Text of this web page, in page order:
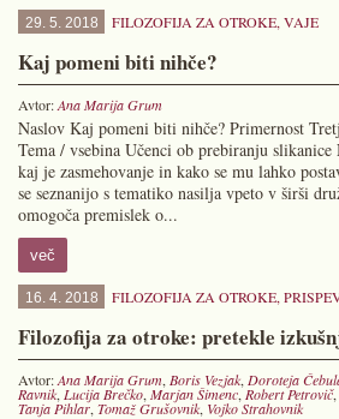
29. 5. 2018 FILOZOFIJA ZA OTROKE, VAJE
Kaj pomeni biti nihče?
Avtor:Ana Marija Grum
Naslov Kaj pomeni biti nihče? Primernost
Tema / vsebina Učenci ob prebiranju
kaj je zasmehovanje in kako se mu lahko
se seznanijo s tematiko nasilja vpeto v širši
omogoča premislek o...
več
16. 4. 2018 FILOZOFIJA ZA OTROKE,
Filozofija za otroke: pretekle
Avtor:Ana Marija Grum, Boris Vezjak, Doroteja
Ravnik, Lucija Brečko, Marjan Šimenc,Robert Petrovič,
Tanja Pihlar, Tomaž Grušovnik, Vojko Strahovnik